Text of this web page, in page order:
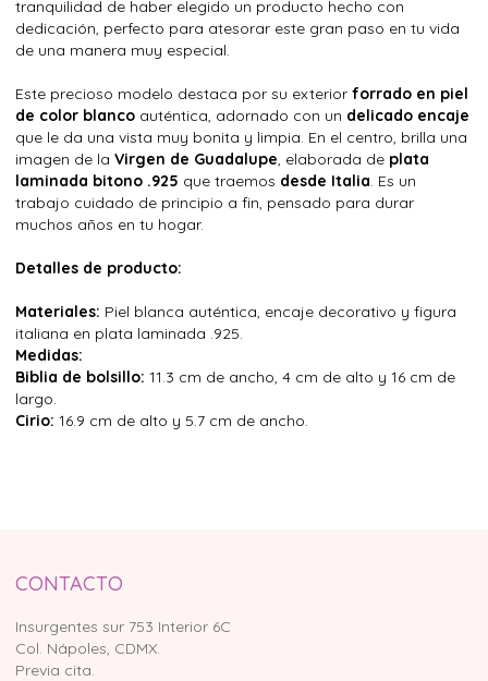
tranquilidad de haber elegido un producto hecho con
dedicación, perfecto para atesorar este gran paso en tu vida
de una manera muy especial.
Este precioso modelo destaca por su exterior forrado en piel
de color blanco auténtica, adornado con un delicado encaje
que le da una vista muy bonita y limpia. En el centro, brilla una
imagen de la Virgen de Guadalupe, elaborada de plata
laminada bitono .925 que traemos desde Italia. Es un
trabajo cuidado de principio a fin, pensado para durar
muchos años en tu hogar.
Detalles de producto:
Materiales: Piel blanca auténtica, encaje decorativo y figura
italiana en plata laminada .925.
Medidas:
Biblia de bolsillo: 11.3 cm de ancho, 4 cm de alto y 16 cm de
largo.
Cirio: 16.9 cm de alto y 5.7 cm de ancho.
CONTACTO
Insurgentes sur 753 Interior 6C
Col. Nápoles, CDMX.
Previa cita.